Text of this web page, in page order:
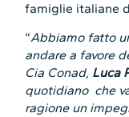
famiglie italiane
“Abbiamo fatto
andare a favore
Cia Conad, Luca
quotidiano che
ragione un